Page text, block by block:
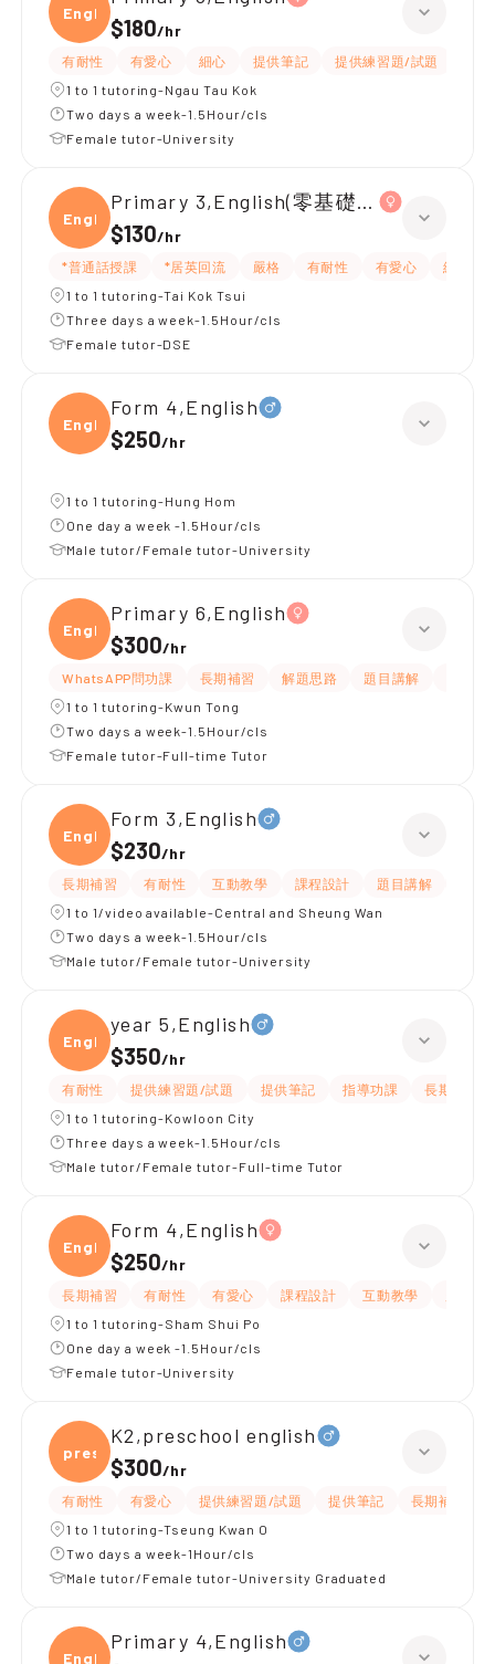
Engli
$180/hr
有耐性 有愛心 細心 提供筆記 提供練習題/試題
1 to 1 tutoring-Ngau Tau Kok
Two days a week-1.5Hour/cls
Female tutor-University
Engli
Primary 3,English(零基礎, 會話)
$130/hr
*普通話授課 *居英回流 嚴格 有耐性 有愛心
細心
1 to 1 tutoring-Tai Kok Tsui
Three days a week-1.5Hour/cls
Female tutor-DSE
Engli
Form 4,English
$250/hr
1 to 1 tutoring-Hung Hom
One day a week -1.5Hour/cls
Male tutor/Female tutor-University
Engli
Primary 6,English
$300/hr
WhatsAPP問功課 長期補習 解題思路 題目講解
1 to 1 tutoring-Kwun Tong
Two days a week-1.5Hour/cls
Female tutor-Full-time Tutor
Engli
Form 3,English
$230/hr
長期補習 有耐性 互動教學 課程設計 題目講解
1 to 1/video available-Central and Sheung Wan
Two days a week-1.5Hour/cls
Male tutor/Female tutor-University
Engli
year 5,English
$350/hr
有耐性 提供練習題/試題 提供筆記 指導功課
長期補習
1 to 1 tutoring-Kowloon City
Three days a week-1.5Hour/cls
Male tutor/Female tutor-Full-time Tutor
Engli
Form 4,English
$250/hr
長期補習 有耐性 有愛心 課程設計 互動教學
1 to 1 tutoring-Sham Shui Po
One day a week -1.5Hour/cls
Female tutor-University
presc
K2,preschool english
$300/hr
有耐性 有愛心 提供練習題/試題 提供筆記
長期補習
1 to 1 tutoring-Tseung Kwan O
Two days a week-1Hour/cls
Male tutor/Female tutor-University Graduated
Engli
Primary 4,English